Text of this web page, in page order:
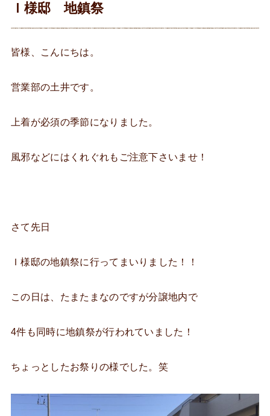
Ｉ様邸 地鎮祭
皆様、こんにちは。
営業部の土井です。
上着が必須の季節になりました。
風邪などにはくれぐれもご注意下さいませ！
さて先日
Ｉ様邸の地鎮祭に行ってまいりました！！
この日は、たまたまなのですが分譲地内で
4件も同時に地鎮祭が行われていました！
ちょっとしたお祭りの様でした。笑